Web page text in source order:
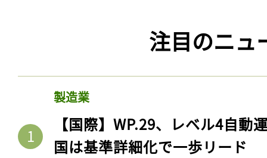
注目のニュ
製造業
【国際】WP.29、レベル4自動
国は基準詳細化で一歩リード
記事をお気に入りに